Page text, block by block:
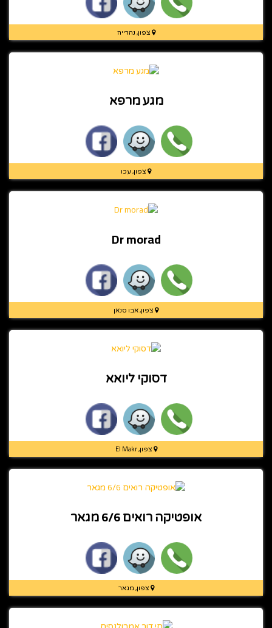
צפון, נהרייה
מגע מרפא
צפון, עכו
Dr morad
צפון, אבו סנאן
דסוקי ליואא
צפון, El Makr
אופטיקה רואים 6/6 מגאר
צפון, מגאר